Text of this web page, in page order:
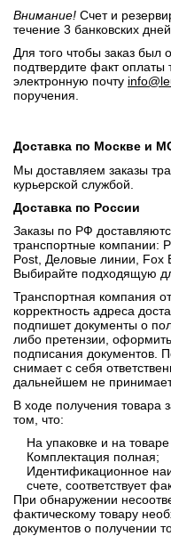
Внимание! Счет и
течение 3 банковских дней.
Для того чтобы заказ был
подтвердите факт оплаты
электронную почту
поручения.
Доставка по Москве и
Мы доставляем заказы
курьерской службой.
Доставка по России
Заказы по РФ
транспортные компании:
Post, Деловые линии, Fox
Выбирайте подходящую
Транспортная компания
корректность адреса
подпишет документы о
либо претензии,
подписания документов.
снимает с себя
дальнейшем не принимает
В ходе получения товара
том, что:
На упаковке и на
Комплектация полная;
Идентификационное
счете, соответствует
При обнаружении
фактическому товару
документов о получении